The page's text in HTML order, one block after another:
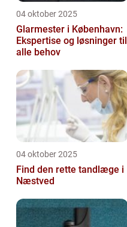
04 oktober 2025
Glarmester i København:
Ekspertise og løsninger til
alle behov
04 oktober 2025
Find den rette tandlæge i
Næstved